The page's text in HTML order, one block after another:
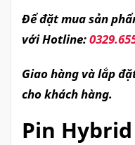
Để đặt mua sản
với Hotline:
Giao hàng và lắp
cho khách hàng.
Pin